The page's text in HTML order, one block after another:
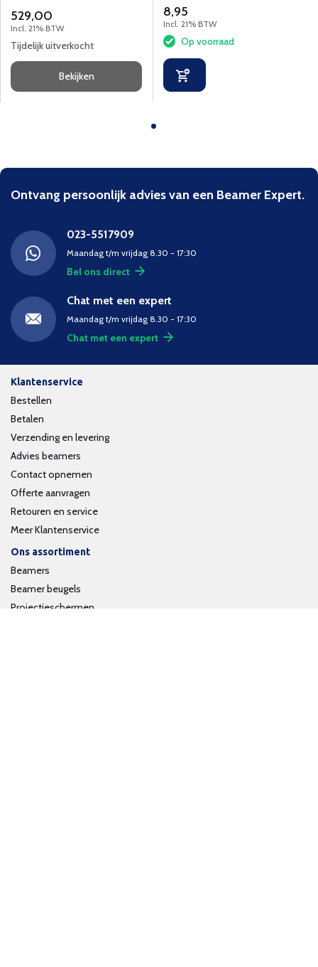
omgevingen.
529,00
Incl. 21% BTW
Tijdelijk uitverkocht
Bekijken
8,95
Incl. 21% BTW
Op voorraad
Ontvang persoonlijk advies van een Beamer Expert.
023-5517909
Maandag t/m vrijdag 8.30 - 17:30
Bel ons direct
Chat met een expert
Maandag t/m vrijdag 8.30 - 17:30
Chat met een expert
Klantenservice
Bestellen
Betalen
Verzending en levering
Advies beamers
Contact opnemen
Offerte aanvragen
Retouren en service
Meer Klantenservice
Ons assortiment
Beamers
Beamer beugels
Projectieschermen